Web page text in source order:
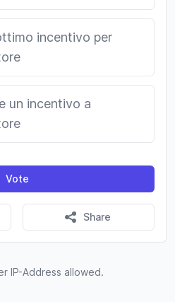
incentivo per
un incentivo a
Vote
Share
IP-Address allowed.